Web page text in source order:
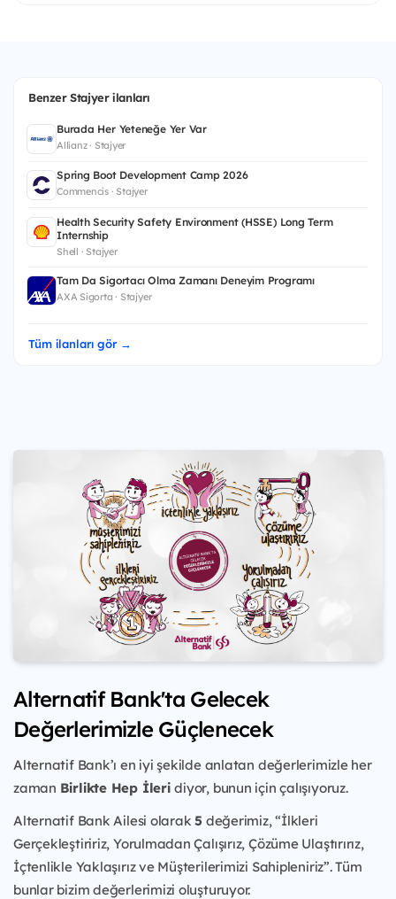
Benzer Stajyer ilanları
Burada Her Yeteneğe Yer Var
Allianz · Stajyer
Spring Boot Development Camp 2026
Commencis · Stajyer
Health Security Safety Environment (HSSE) Long Term
Internship
Shell · Stajyer
Tam Da Sigortacı Olma Zamanı Deneyim Programı
AXA Sigorta · Stajyer
Tüm ilanları gör →
Alternatif Bank'ta Gelecek
Değerlerimizle Güçlenecek
Alternatif Bank’ı en iyi şekilde anlatan değerlerimizle her
zaman Birlikte Hep İleridiyor, bunun için çalışıyoruz.
Alternatif Bank Ailesi olarak5 değerimiz, “İlkleri
Gerçekleştiririz, Yorulmadan Çalışırız, Çözüme Ulaştırırız,
İçtenlikle Yaklaşırız ve Müşterilerimizi Sahipleniriz”. Tüm
bunlar bizim değerlerimizi oluşturuyor.